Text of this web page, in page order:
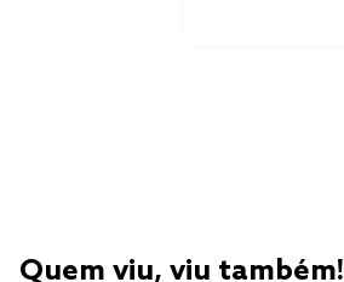
Quem viu, viu também!